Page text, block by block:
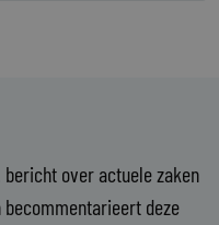
over actuele zaken
deze